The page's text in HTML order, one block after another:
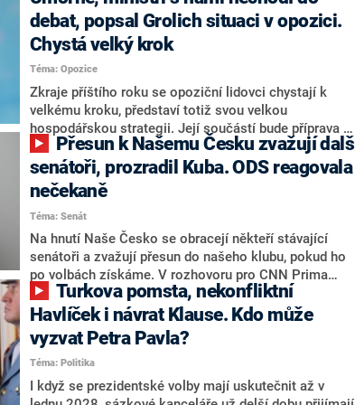
debat, popsal Grolich situaci v opozici.
Chystá velký krok
Téma: Opozice
Zkraje příštího roku se opoziční lidovci chystají k
velkému kroku, představí totiž svou velkou
hospodářskou strategii. Její součástí bude příprava na
stárnutí populace, řekl ve středu na setkání s novináři
nový předseda lidovců Jan Grolich. Ten zároveň v
senátních volbách kandiduje ve Vyškově. Popsal i
aktivitu opozice, o níž vládní strany nebo političtí
komentátoři mluví jako o slabé a v defenzivě. „Je to
úmorná práce upozorňovat na chyby vlády. Ministři s
námi navíc nechodí do debat. Chceme ale ukazovat
svoje témata,“ odpověděl Grolich na dotaz CNN Prima
NEWS.
senátoři, prozradil Kuba. ODS reagovala
nečekaně
Téma: Senát
Na hnutí Naše Česko se obracejí někteří stávající
senátoři a zvažují přesun do našeho klubu, pokud ho
po volbách získáme. V rozhovoru pro CNN Prima
NEWS to řekl zakladatel hnutí a jihočeský hejtman
Martin Kuba. Konkrétní nebyl, ale získat by takto mohl
například senátora Zdeňka Hrabu, který je dnes
součástí klubu ODS a TOP 09. Hraba to na dotaz
redakce nevyloučil. Předseda klubu senátorů ODS
Zdeněk Nytra redakci řekl, že počítá s odchodem
některých senátorů z klubu a že Naše Česko není
Havlíček i návrat Klause. Kdo může
vyzvat Petra Pavla?
Téma: Politika
I když se prezidentské volby mají uskutečnit až v